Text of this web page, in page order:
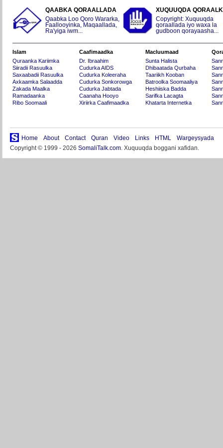
QAABKA QORAALLADA
Qaabka Loo Qoro Wararka,
Faallooyinka, Maqaallada,
Ra'yiga iwm...
XUQUUQDA
Copyright: Xuquuqda
qoraallada iyo waxa la
gudboon qorayaasha...
Islam
Quraanka Kariimka
Siiradii Rasuulka
Saxaabadii Rasuulka
Axkaamka Salaadda
Zakada Maalka
Ramadaanka
Ribo Soomaali
Caafimaadka
Dr. Ibraahim
Cudurka AIDS
Cudurka Koleeraha
Cudurka Sonkorowga
Cudurka Jabtada
Caanaha Hooyo
Xiriirka Caafimaadka
Macluumaad
Sunta Halista
Dhibaatada Qurbaha
Taariikh Kooban
Batroolka Soomaaliya
Heshiiska Badda
Sarifka Lacagta
Khatarta Internetka
Home About Contact Quran Video Links HTML
Wargeysyada
Copyright © 1999 - 2026 SomaliTalk.com. Xuquuqda boggani xafidan.